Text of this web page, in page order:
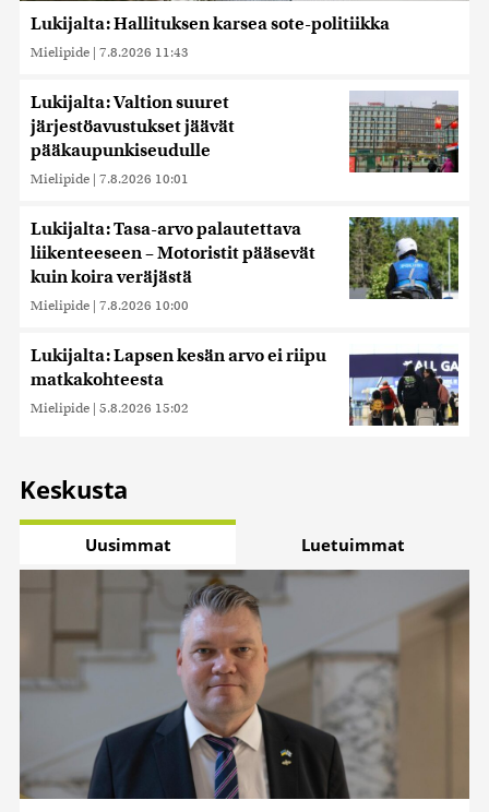
Lukijalta: Hallituksen karsea sote-politiikka
Mielipide | 7.8.2026 11:43
Lukijalta: Valtion suuret
järjestöavustukset jäävät
pääkaupunkiseudulle
Mielipide | 7.8.2026 10:01
Lukijalta: Tasa-arvo palautettava
liikenteeseen – Motoristit pääsevät
kuin koira veräjästä
Mielipide | 7.8.2026 10:00
Lukijalta: Lapsen kesän arvo ei riipu
matkakohteesta
Mielipide | 5.8.2026 15:02
Keskusta
Uusimmat Luetuimmat